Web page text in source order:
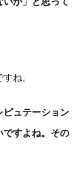
ね。
ュテーション
ですよね。その